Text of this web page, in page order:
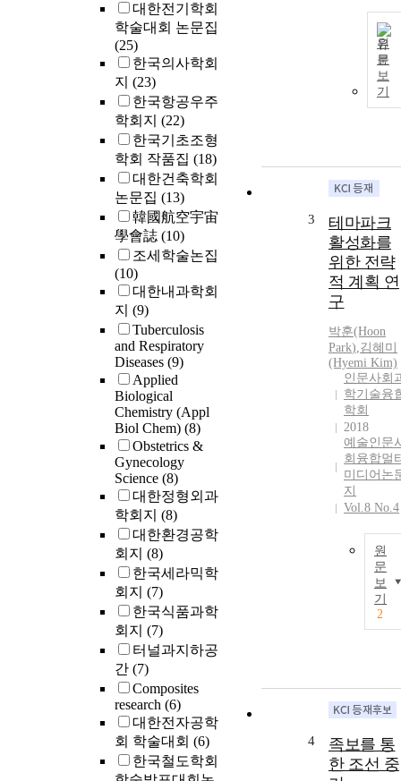
대한전기학회
학술대회 논문집
(25)
한국의사학회
지 (23)
한국항공우주
학회지 (22)
한국기초조형
학회 작품집 (18)
대한건축학회
논문집 (13)
韓國航空宇宙
學會誌 (10)
조세학술논집
(10)
대한내과학회
지 (9)
Tuberculosis
and Respiratory
Diseases (9)
Applied
Biological
Chemistry (Appl
Biol Chem) (8)
Obstetrics &
Gynecology
Science (8)
대한정형외과
학회지 (8)
대한환경공학
회지 (8)
한국세라믹학
회지 (7)
한국식품과학
회지 (7)
터널과지하공
간 (7)
Composites
research (6)
대한전자공학
회 학술대회 (6)
한국철도학회
원
문
보
기
3
테마파크
활성화를
위한 전략
적 계획 연
구
박훈(Hoon
Park),김혜미
(Hyemi Kim)
인문사회
학기술융
학회
2018
예술인문
회융합멀
미디어논
지
Vol.8 No.4
원
문
보
기
2
4
족보를 통
한 조선 중